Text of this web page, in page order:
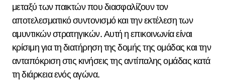
μεταξύ των παικτών που διασφαλίζουν τον
αποτελεσματικό συντονισμό και την εκτέλεση των
αμυντικών στρατηγικών. Αυτή η επικοινωνία είναι
κρίσιμη για τη διατήρηση της δομής της ομάδας και την
ανταπόκριση στις κινήσεις της αντίπαλης ομάδας κατά
τη διάρκεια ενός αγώνα.